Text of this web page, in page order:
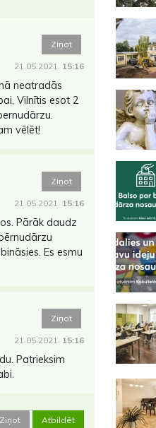
Ziņot
21.05.2021. 15:16
neatradās
Vilnītis esot 2
vēlēt!
Ziņot
21.05.2021. 15:16
Pārāk daudz
Es esmu
Ziņot
21.05.2021. 15:16
Patrieksim
Ziņot Atbildēt